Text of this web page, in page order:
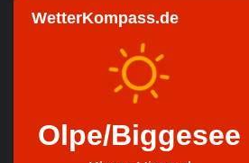
WetterKompass.de
Olpe/Biggesee